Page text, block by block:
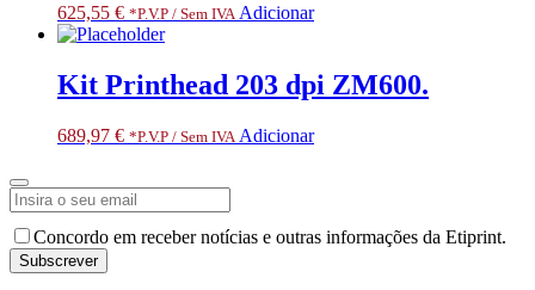
625,55 € *P.V.P / Sem IVA Adicionar
Kit Printhead 203 dpi ZM600.
689,97 € *P.V.P / Sem IVA Adicionar
Concordo em receber notícias e outras informações da Etiprint.
Subscrever